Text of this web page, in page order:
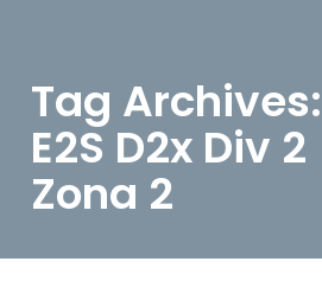
Tag Archives:
E2S D2x Div 2
Zona 2